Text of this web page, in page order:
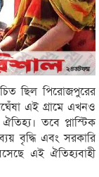
ছিল পিরোজপুরের
এই গ্রামে এখনও
তবে প্লাস্টিক
বৃদ্ধি এবং সরকারি
এই ঐতিহ্যবাহী